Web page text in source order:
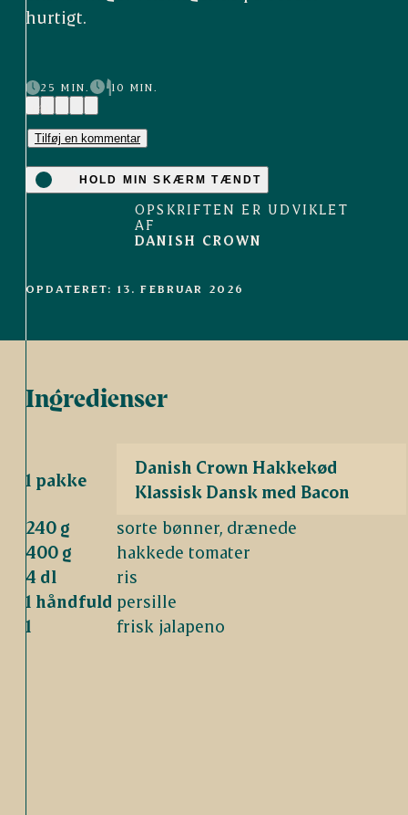
hurtigt.
25 MIN.
10 MIN.
(4)
Tilføj en kommentar
HOLD MIN SKÆRM TÆNDT
OPSKRIFTEN ER UDVIKLET
AF
DANISH CROWN
OPDATERET: 13. FEBRUAR 2026
Ingredienser
1 pakke
Danish Crown Hakkekød
Klassisk Dansk med Bacon
240 g
sorte bønner, drænede
400 g
hakkede tomater
4 dl
ris
1 håndfuld persille
1
frisk jalapeno